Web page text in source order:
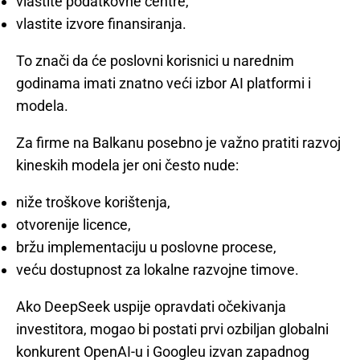
vlastite izvore finansiranja.
To znači da će poslovni korisnici u narednim
godinama imati znatno veći izbor AI platformi i
modela.
Za firme na Balkanu posebno je važno pratiti razvoj
kineskih modela jer oni često nude:
niže troškove korištenja,
otvorenije licence,
bržu implementaciju u poslovne procese,
veću dostupnost za lokalne razvojne timove.
Ako DeepSeek uspije opravdati očekivanja
investitora, mogao bi postati prvi ozbiljan globalni
konkurent OpenAI-u i Googleu izvan zapadnog